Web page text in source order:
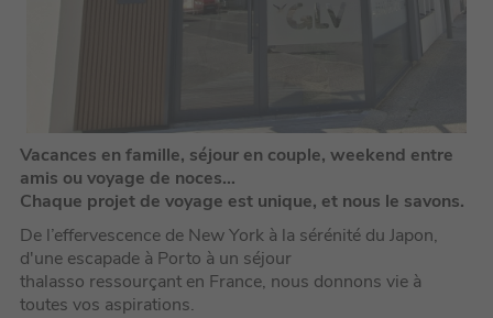
Vacances en famille, séjour en couple, weekend entre
amis ou voyage de noces…
Chaque projet de voyage est unique, et nous le savons.
De l’effervescence de New York à la sérénité du Japon,
d'une escapade à Porto à un séjour
thalasso ressourçant en France, nous donnons vie à
toutes vos aspirations.